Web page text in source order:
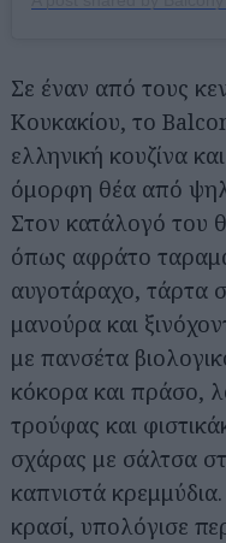
Σε έναν από τους
Κουκακίου, το
ελληνική κουζίνα
όμορφη θέα από
Στον κατάλογό του
όπως αφράτο
αυγοτάραχο, τάρτα
μανούρα και
με πανσέτα
κόκορα και πράσο,
τρούφας και
σχάρας με σάλτσα
καπνιστά
κρασί, υπολόγισε
Αναζήτηση
για...